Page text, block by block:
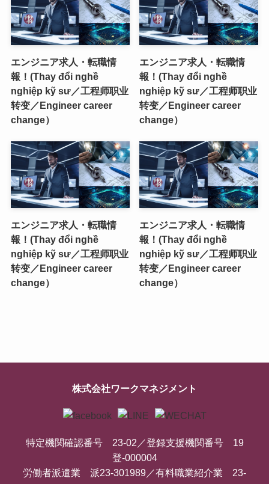
エンジニア求人・転職情
報！(Thay đổi nghề
nghiệp kỹ sư／工程师职业
转变／Engineer career
change）
エンジニア求人・転職情
報！(Thay đổi nghề
nghiệp kỹ sư／工程师职业
转变／Engineer career
change）
エンジニア求人・転職情
報！(Thay đổi nghề
nghiệp kỹ sư／工程师职业
转变／Engineer career
change）
エンジニア求人・転職情
報！(Thay đổi nghề
nghiệp kỹ sư／工程师职业
转变／Engineer career
change）
株式会社ワークマネジメント
特定機関確認番号 23-02／登録支援機関番号 19
登-000004
労働者派遣業 派23-301989／有料職業紹介業 23-